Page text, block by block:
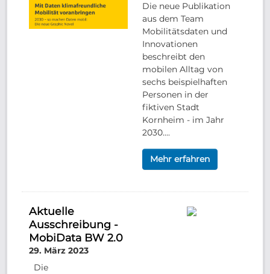
Die neue Publikation
aus dem Team
Mobilitätsdaten und
Innovationen
beschreibt den
mobilen Alltag von
sechs beispielhaften
Personen in der
fiktiven Stadt
Kornheim - im Jahr
2030....
Mehr erfahren
Aktuelle
Ausschreibung -
MobiData BW 2.0
29. März 2023
Die